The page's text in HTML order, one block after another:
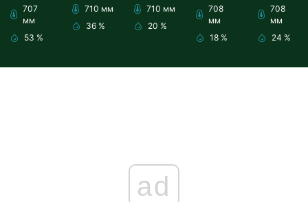
707
мм
53 %
710 мм
36 %
710 мм
20 %
708
мм
18 %
708
мм
24 %
ad